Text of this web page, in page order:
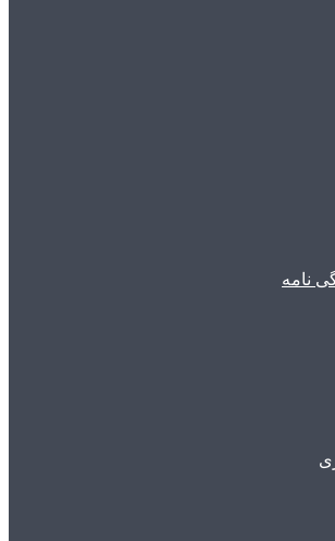
نامه